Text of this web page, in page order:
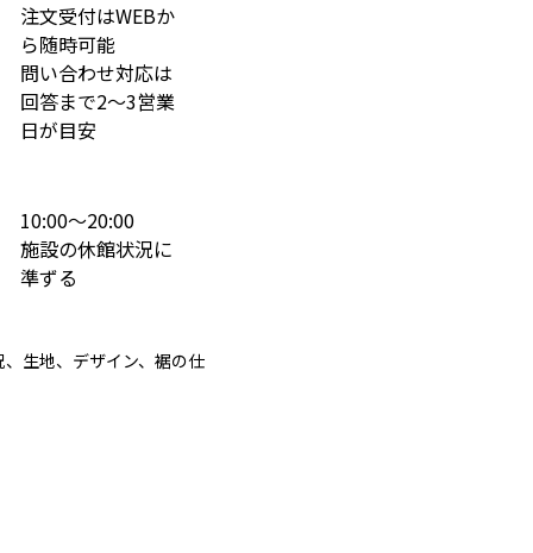
注文受付はWEBか
ら随時可能
問い合わせ対応は
回答まで2～3営業
日が目安
10:00～20:00
施設の休館状況に
準ずる
生地、デザイン、裾の仕